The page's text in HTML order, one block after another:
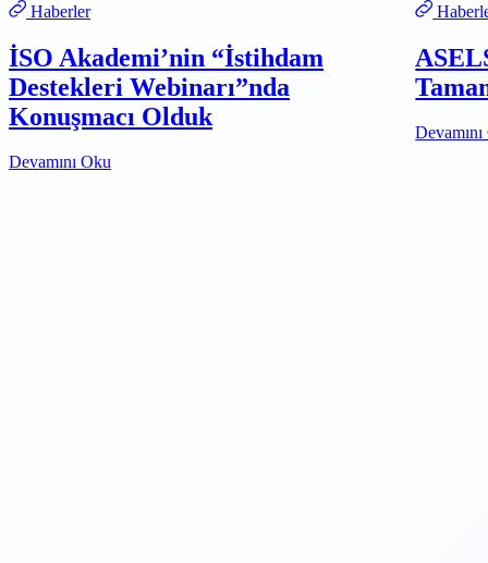
Haberler
İSO Akademi’nin “İstihdam
Destekleri Webinarı”nda
Konuşmacı Olduk
Devamını Oku